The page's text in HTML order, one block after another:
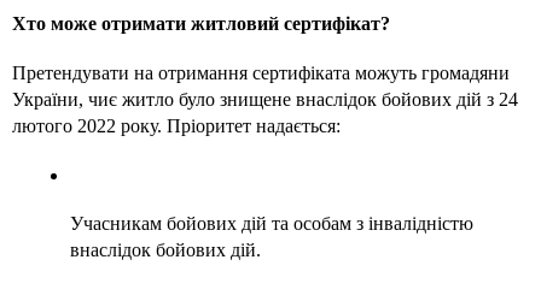
Хто може отримати житловий сертифікат?
Претендувати на отримання сертифіката можуть громадяни
України, чиє житло було знищене внаслідок бойових дій з 24
лютого 2022 року. Пріоритет надається:
Учасникам бойових дій та особам з інвалідністю
внаслідок бойових дій.